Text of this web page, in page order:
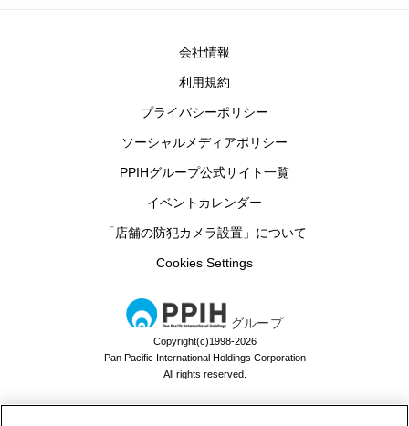
会社情報
利用規約
プライバシーポリシー
ソーシャルメディアポリシー
PPIHグループ公式サイト一覧
イベントカレンダー
「店舗の防犯カメラ設置」について
Cookies Settings
グループ
Copyright(c)1998-2026
Pan Pacific International Holdings Corporation
All rights reserved.